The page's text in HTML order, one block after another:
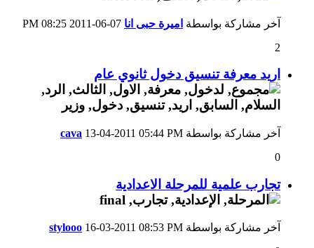
آخر مشاركة بواسطة اميرة حبى انا
08:25 PM
2
اريد معرفة تنسيق دخول ثانوي عام
آخر مشاركة بواسطة cava 13-04-2011 05:44 PM
0
تجارب علمية للمرحلة الاعدادية
آخر مشاركة بواسطة stylooo 16-03-2011 08:53 PM